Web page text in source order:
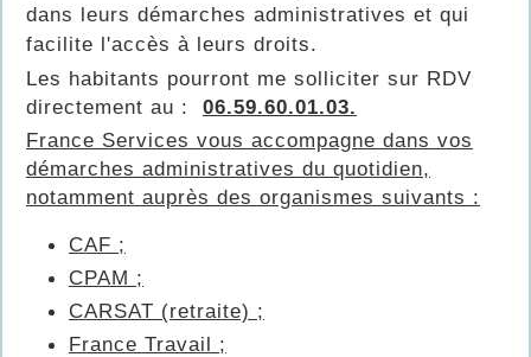
dans leurs démarches administratives et qui
facilite l'accès à leurs droits.
Les habitants pourront me solliciter sur RDV
directement au : 06.59.60.01.03.
France Services vous accompagne dans vos
démarches administratives du quotidien,
notamment auprès des organismes suivants :
CAF ;
CPAM ;
CARSAT (retraite) ;
France Travail ;